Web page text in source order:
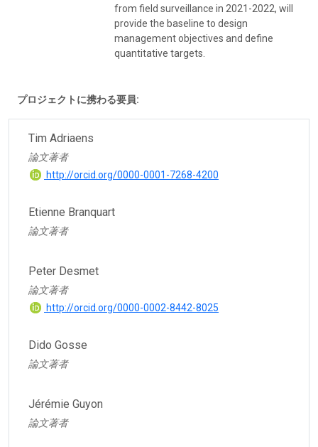
from field surveillance in 2021-2022, will
provide the baseline to design
management objectives and define
quantitative targets.
プロジェクトに携わる要員:
Tim Adriaens
論文著者
http://orcid.org/0000-0001-7268-4200
Etienne Branquart
論文著者
Peter Desmet
論文著者
http://orcid.org/0000-0002-8442-8025
Dido Gosse
論文著者
Jérémie Guyon
論文著者